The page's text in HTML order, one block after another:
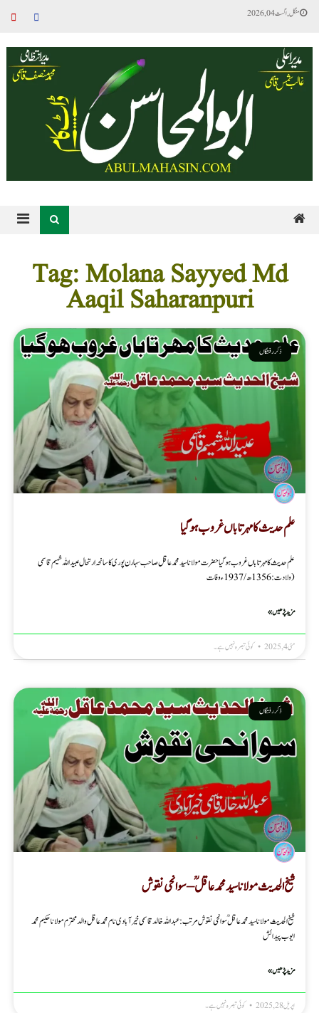
منگل, اگست 04, 2026
Tag: Molana Sayyed Md
Aaqil Saharanpuri
ذکر رفتگاں
علم حدیث کا مہر تاباں غروب ہوگیا
علم حدیث کا مہر تاباں غروب ہوگیا حضرت مولانا سید محمد عاقل صاحب سہارن پوری کا سانحہ ارتحال عبید اللہ شمیم قاسمی
(ولادت: 1356ھ/1937ء وفات
مزید پڑھیں »
مئی 4, 2025 کوئی تبصرہ نہیں ہے۔
ذکر رفتگاں
شیخ الحدیث مولانا سید محمد عاقل ؒ – سوانحی نقوش
شیخ الحدیث مولانا سید محمد عاقل ؒ سوانحی نقوش مرتب : عبداللہ خالد قاسمی خیرآبادی نام محمد عاقل والد محترم مولانا حکیم محمد
ایوب پیدائش
مزید پڑھیں »
اپریل 28, 2025 کوئی تبصرہ نہیں ہے۔